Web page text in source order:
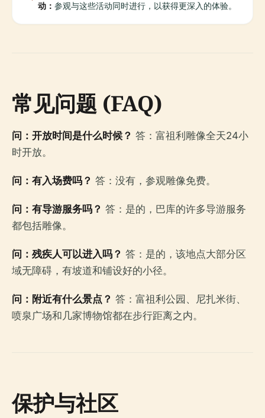
动： 参观与这些活动同时进行，以获得更深入的体验。
常见问题 (FAQ)
问：开放时间是什么时候？ 答：富祖利雕像全天24小
时开放。
问：有入场费吗？ 答：没有，参观雕像免费。
问：有导游服务吗？ 答：是的，巴库的许多导游服务
都包括雕像。
问：残疾人可以进入吗？ 答：是的，该地点大部分区
域无障碍，有坡道和铺设好的小径。
问：附近有什么景点？ 答：富祖利公园、尼扎米街、
喷泉广场和几家博物馆都在步行距离之内。
保护与社区